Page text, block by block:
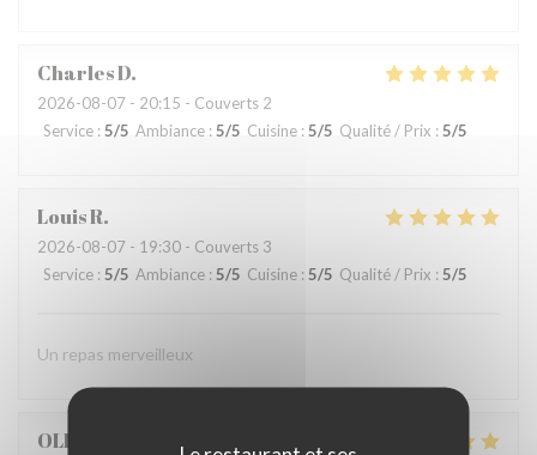
CharlesD
2026-08-07 - 20:15 - Couverts 2
Service : 5/5 Ambiance : 5/5 Cuisine : 5/5 Qualité / Prix : 5/5
LouisR
2026-08-07 - 19:30 - Couverts 3
Service : 5/5 Ambiance : 5/5 Cuisine : 5/5 Qualité / Prix : 5/5
Un repas merveilleux
OLIVIER